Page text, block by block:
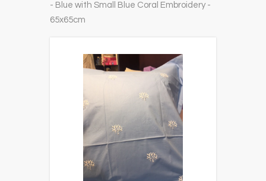
- Blue with Small Blue Coral Embroidery -
65x65cm